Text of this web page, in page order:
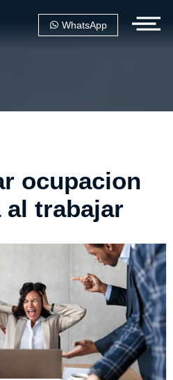
WhatsApp
ocupacion
al trabajar